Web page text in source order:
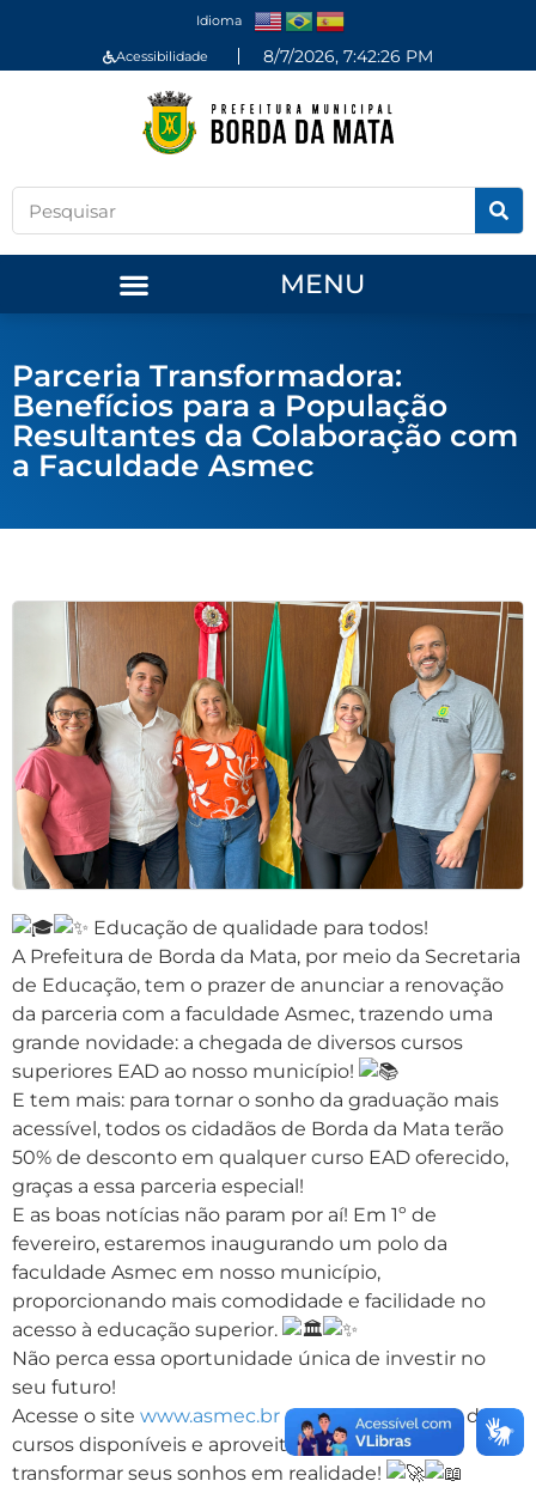
Idioma
Acessibilidade 8/7/2026, 7:42:26 PM
MENU
Parceria Transformadora:
Benefícios para a População
Resultantes da Colaboração com
a Faculdade Asmec
Educação de qualidade para todos!
A Prefeitura de Borda da Mata, por meio da Secretaria
de Educação, tem o prazer de anunciar a renovação
da parceria com a faculdade Asmec, trazendo uma
grande novidade: a chegada de diversos cursos
superiores EAD ao nosso município!
E tem mais: para tornar o sonho da graduação mais
acessível, todos os cidadãos de Borda da Mata terão
50% de desconto em qualquer curso EAD oferecido,
graças a essa parceria especial!
E as boas notícias não param por aí! Em 1º de
fevereiro, estaremos inaugurando um polo da
faculdade Asmec em nosso município,
proporcionando mais comodidade e facilidade no
acesso à educação superior.
Não perca essa oportunidade única de investir no
seu futuro!
Acesse o site www.asmec.br para conferir a lista de
cursos disponíveis e aproveitar essa chance de
transformar seus sonhos em realidade!